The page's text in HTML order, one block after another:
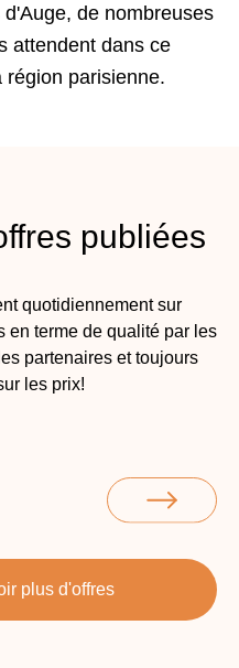
de nombreuses
attendent dans ce
parisienne.
publiées
quotidiennement sur
en terme de qualité par les
partenaires et toujours
les prix!
plus d'offres